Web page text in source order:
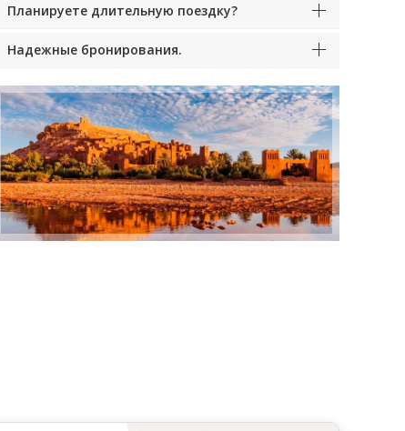
Планируете длительную поездку?
Надежные бронирования.